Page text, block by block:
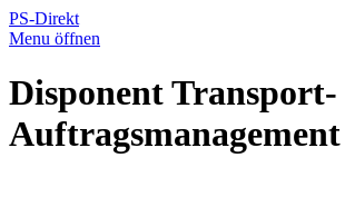
PS-Direkt
Menu öffnen
Disponent